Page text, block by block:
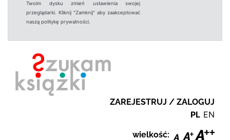
Twoim dysku zmień ustawienia swojej
przeglądarki. Kliknij "Zamknij" aby zaakceptować
naszą politykę prywatności.
ZAREJESTRUJ / ZALOGUJ
PL EN
wielkość: